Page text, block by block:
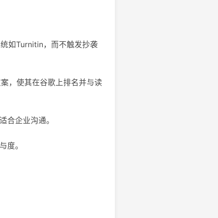
如Turnitin，而不触发抄袭
，使其在谷歌上排名并与读
合企业沟通。
度。